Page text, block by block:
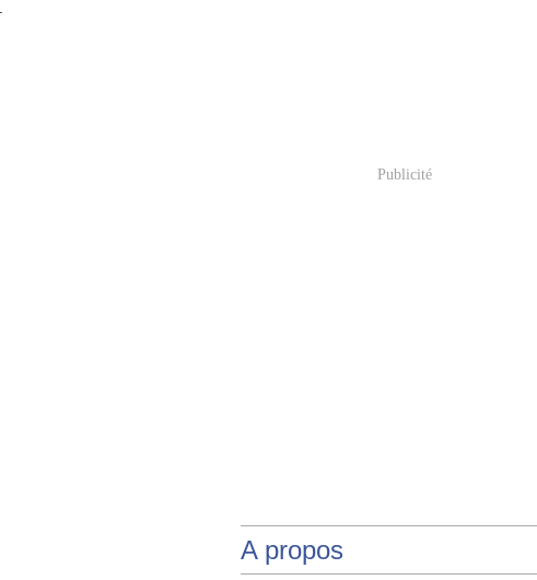
Publicité
A propos